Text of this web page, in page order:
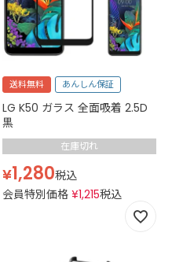
送料無料 あんしん保証
LG K50 ガラス 全面吸着 2.5D
黒
在庫切れ
¥1,280税込
会員特別価格 ¥1,215税込